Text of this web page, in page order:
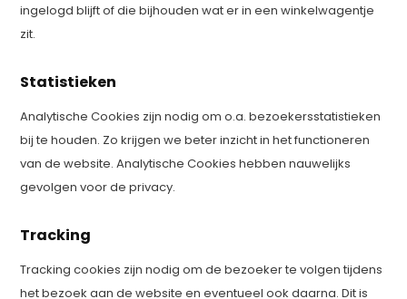
ingelogd blijft of die bijhouden wat er in een winkelwagentje
zit.
Statistieken
Analytische Cookies zijn nodig om o.a. bezoekersstatistieken
bij te houden. Zo krijgen we beter inzicht in het functioneren
van de website. Analytische Cookies hebben nauwelijks
gevolgen voor de privacy.
Tracking
Tracking cookies zijn nodig om de bezoeker te volgen tijdens
het bezoek aan de website en eventueel ook daarna. Dit is